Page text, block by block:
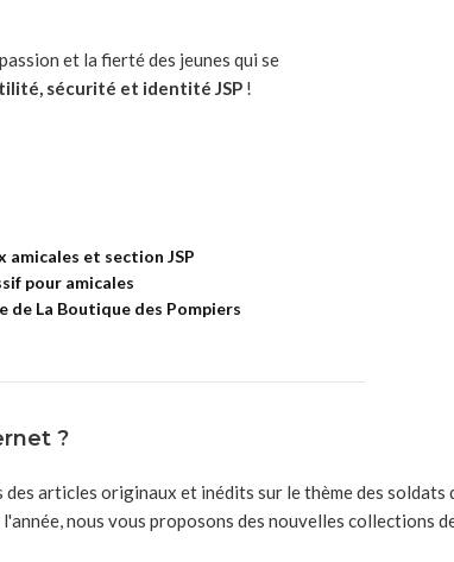
et la fierté des jeunes qui se
sécurité et identité JSP !
amicales et section JSP
pour amicales
de La Boutique des Pompiers
?
articles originaux et inédits sur le thème des soldats
nous vous proposons des nouvelles collections